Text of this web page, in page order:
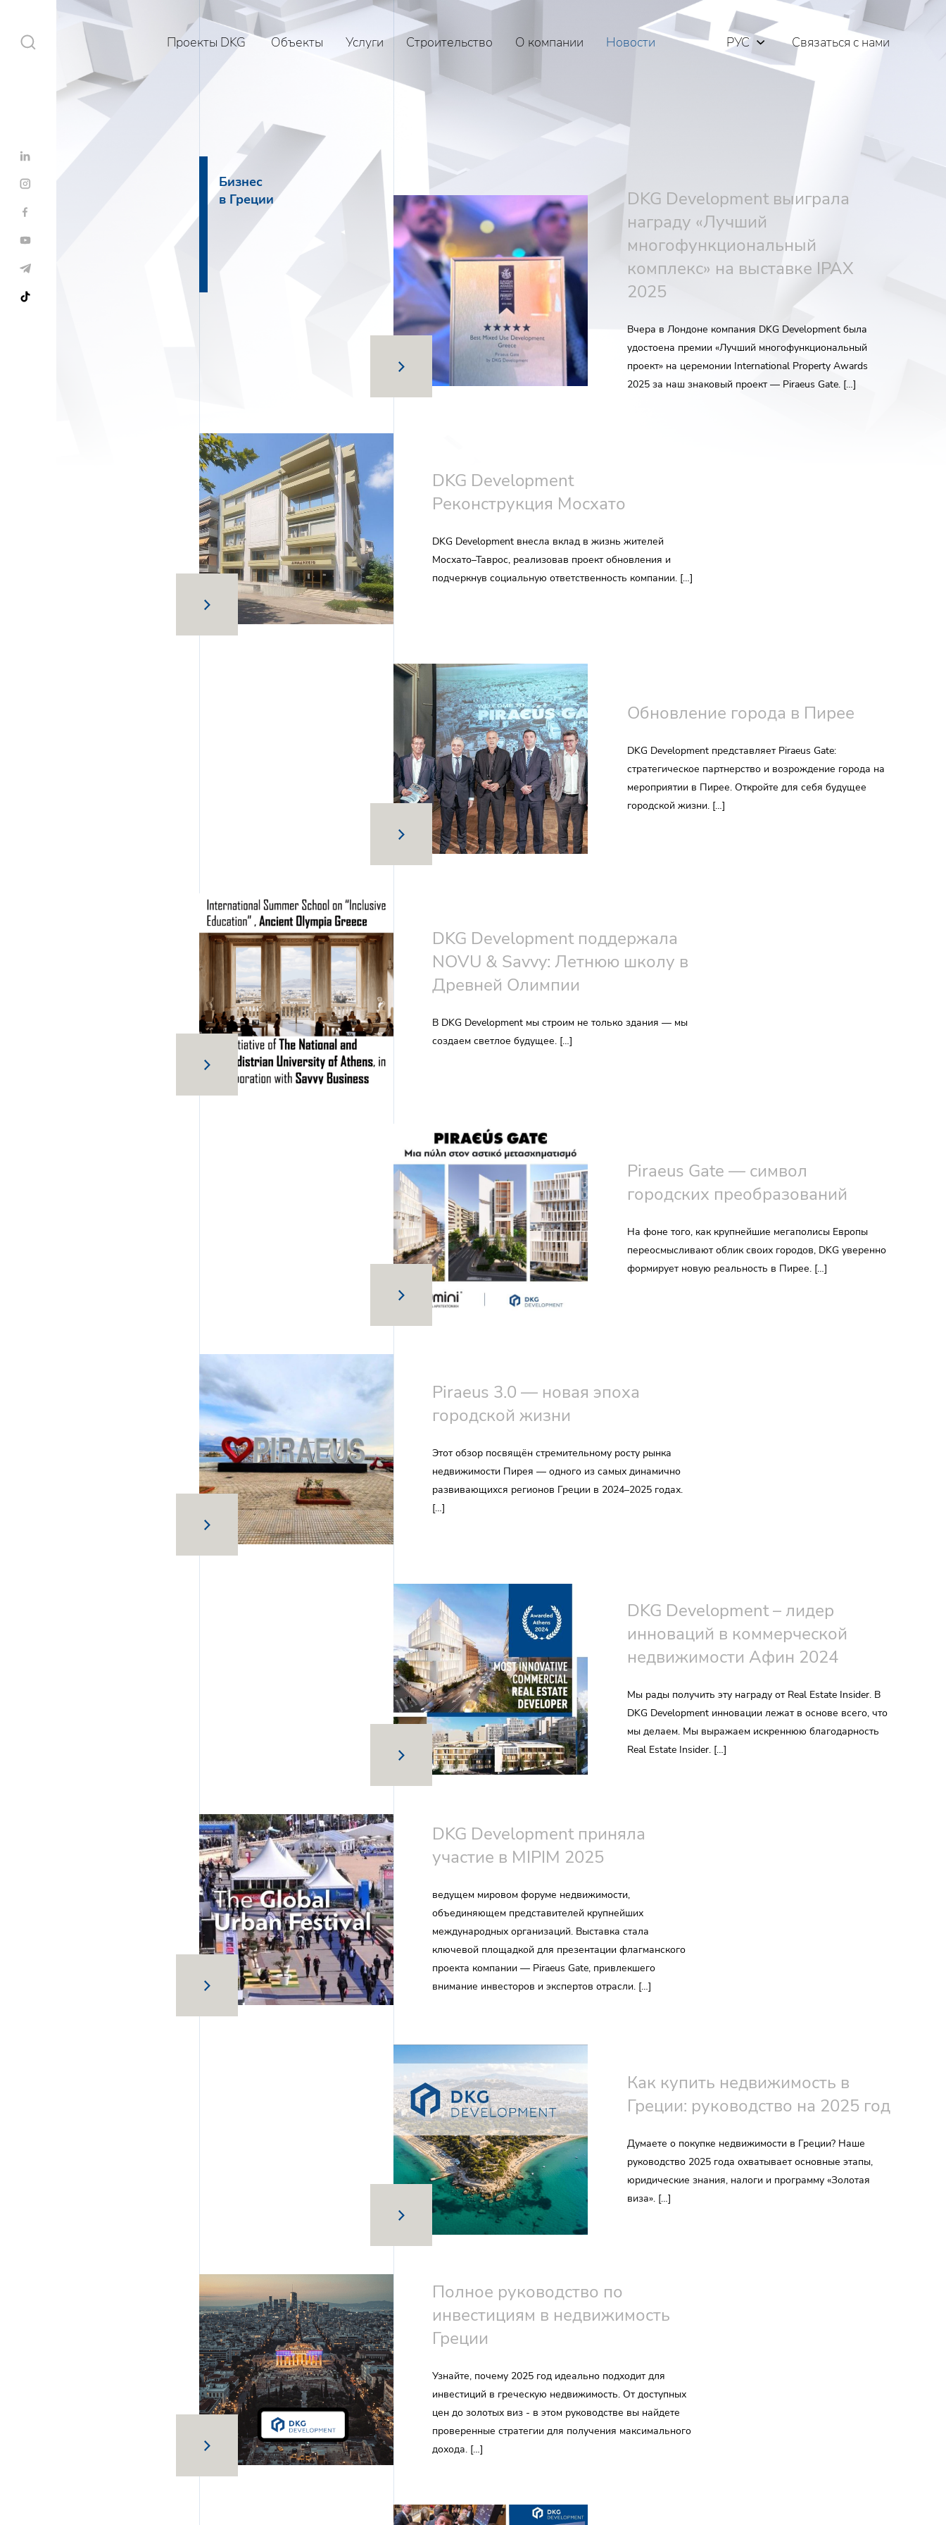
Проекты DKG
Объекты
Услуги
РУС
ENG
ΕΛΛ
Связаться с нами
Проекты DKG Объекты Услуги Строительство О компании Новости
РУС
Связаться с нами
Бизнес
в Греции
DKG Development выиграла
награду «Лучший
многофункциональный
комплекс» на выставке IPAX
2025
Вчера в Лондоне компания DKG Development была
удостоена премии «Лучший многофункциональный
проект» на церемонии International Property Awards
2025 за наш знаковый проект — Piraeus Gate. […]
DKG Development
Реконструкция Мосхато
DKG Development внесла вклад в жизнь жителей
Мосхато–Таврос, реализовав проект обновления и
подчеркнув социальную ответственность компании. […]
Обновление города в Пирее
DKG Development представляет Piraeus Gate:
стратегическое партнерство и возрождение города на
мероприятии в Пирее. Откройте для себя будущее
городской жизни. […]
DKG Development поддержала
NOVU & Savvy: Летнюю школу в
Древней Олимпии
В DKG Development мы строим не только здания — мы
создаем светлое будущее. […]
Piraeus Gate — символ
городских преобразований
На фоне того, как крупнейшие мегаполисы Европы
переосмысливают облик своих городов, DKG уверенно
формирует новую реальность в Пирее. […]
Piraeus 3.0 — новая эпоха
городской жизни
Этот обзор посвящён стремительному росту рынка
недвижимости Пирея — одного из самых динамично
развивающихся регионов Греции в 2024–2025 годах.
[…]
DKG Development – лидер
инноваций в коммерческой
недвижимости Афин 2024
Мы рады получить эту награду от Real Estate Insider. В
DKG Development инновации лежат в основе всего, что
мы делаем. Мы выражаем искреннюю благодарность
Real Estate Insider. […]
DKG Development приняла
участие в MIPIM 2025
ведущем мировом форуме недвижимости,
объединяющем представителей крупнейших
международных организаций. Выставка стала
ключевой площадкой для презентации флагманского
проекта компании — Piraeus Gate, привлекшего
внимание инвесторов и экспертов отрасли. […]
Как купить недвижимость в
Греции: руководство на 2025 год
Думаете о покупке недвижимости в Греции? Наше
руководство 2025 года охватывает основные этапы,
юридические знания, налоги и программу «Золотая
виза». […]
Полное руководство по
инвестициям в недвижимость
Греции
Узнайте, почему 2025 год идеально подходит для
инвестиций в греческую недвижимость. От доступных
цен до золотых виз - в этом руководстве вы найдете
проверенные стратегии для получения максимального
дохода. […]